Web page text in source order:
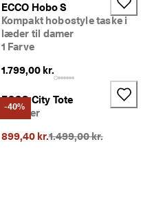
ECCO Hobo S
Kompakt hobostyle taske i
læder til damer
1 Farve
1.799,00 kr.
-40%
ECCO City Tote
2 Farver
899,40 kr.Oprindelig pris
1.499,00 kr.